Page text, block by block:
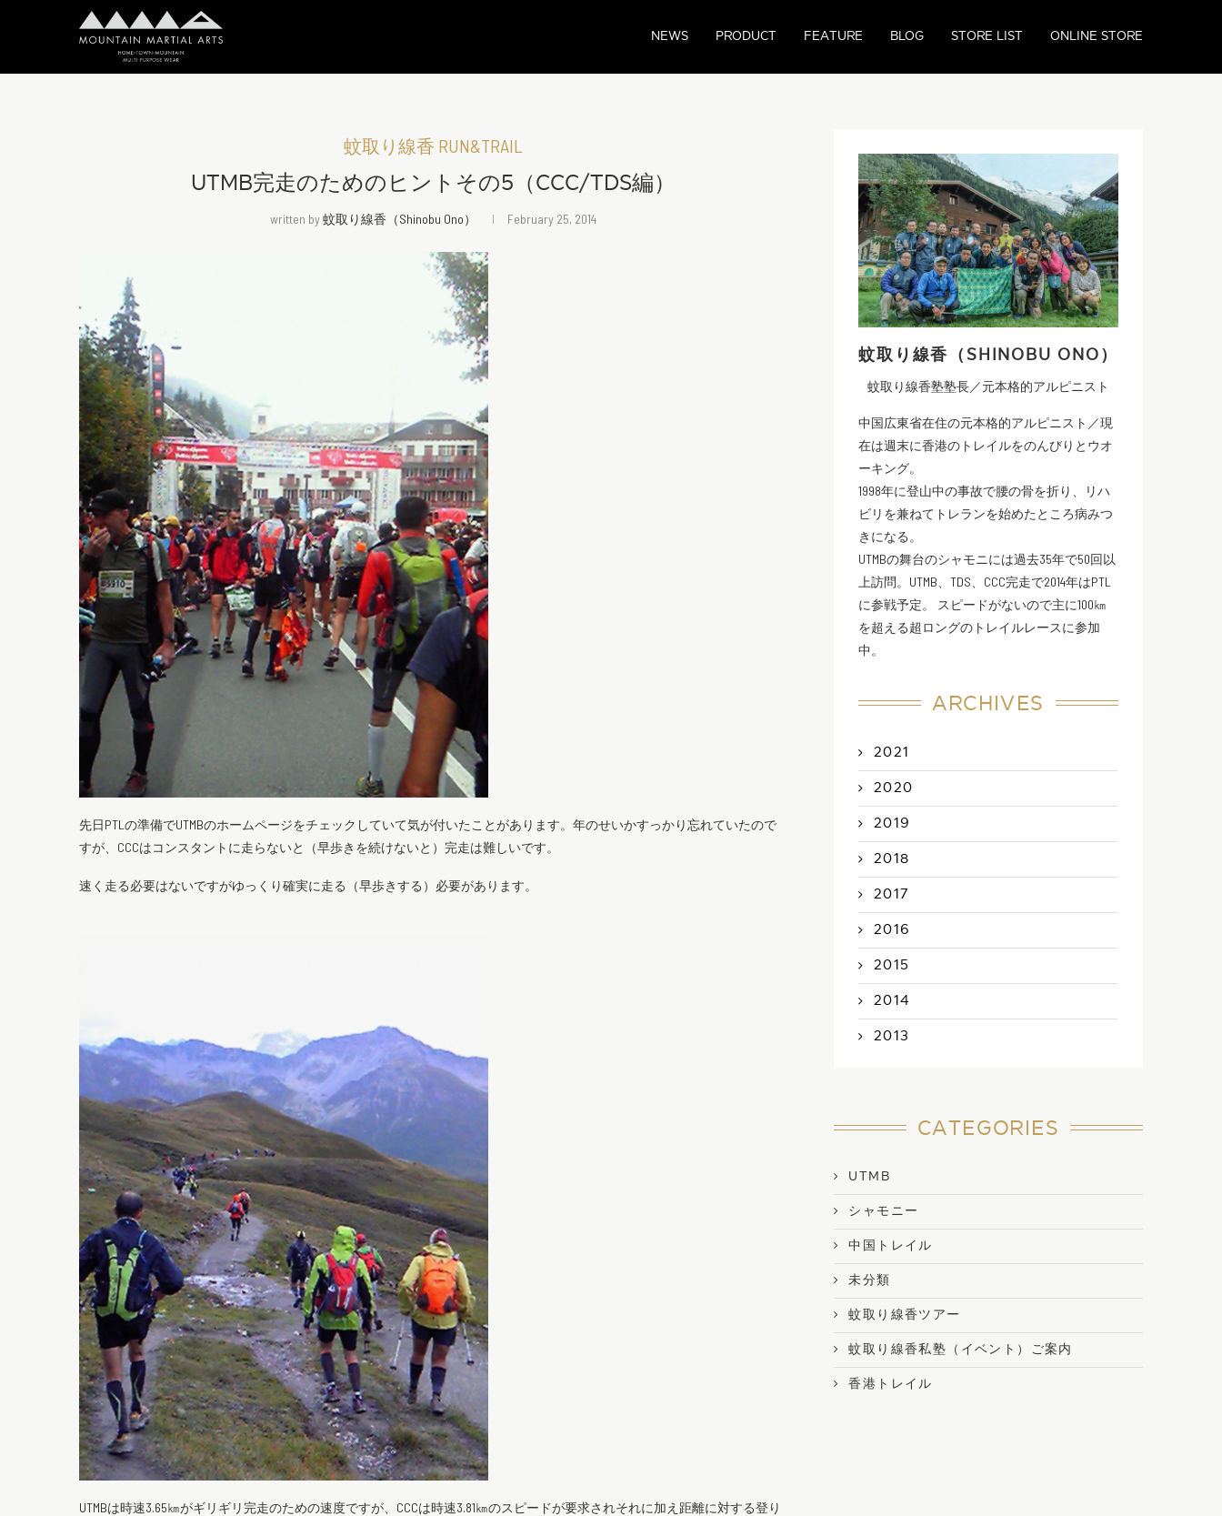
NEWS PRODUCT FEATURE BLOG STORE LIST ONLINE STORE
蚊取り線香 RUN&TRAIL
UTMB完走のためのヒントその5（CCC/TDS編）
written by蚊取り線香（Shinobu Ono） February 25, 2014
先日PTLの準備でUTMBのホームページをチェックしていて気が付いたことがあります。年のせいかすっかり忘れていたので
すが、CCCはコンスタントに走らないと（早歩きを続けないと）完走は難しいです。
速く走る必要はないですがゆっくり確実に走る（早歩きする）必要があります。
UTMBは時速3.65㎞がギリギリ完走のための速度ですが、CCCは時速3.81㎞のスピードが要求されそれに加え距離に対する登り
蚊取り線香（SHINOBU ONO）
蚊取り線香塾塾長／元本格的アルピニスト
中国広東省在住の元本格的アルピニスト／現
在は週末に香港のトレイルをのんびりとウオ
ーキング。
1998年に登山中の事故で腰の骨を折り、リハ
ビリを兼ねてトレランを始めたところ病みつ
きになる。
UTMBの舞台のシャモニには過去35年で50回以
上訪問。UTMB、TDS、CCC完走で2014年はPTL
に参戦予定。 スピードがないので主に100㎞
を超える超ロングのトレイルレースに参加
中。
ARCHIVES
2021
2020
2019
2018
2017
2016
2015
2014
2013
CATEGORIES
UTMB
シャモニー
中国トレイル
未分類
蚊取り線香ツアー
蚊取り線香私塾（イベント）ご案内
香港トレイル